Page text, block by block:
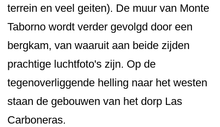
terrein en veel geiten). De muur van Monte
Taborno wordt verder gevolgd door een
bergkam, van waaruit aan beide zijden
prachtige luchtfoto's zijn. Op de
tegenoverliggende helling naar het westen
staan de gebouwen van het dorp Las
Carboneras.